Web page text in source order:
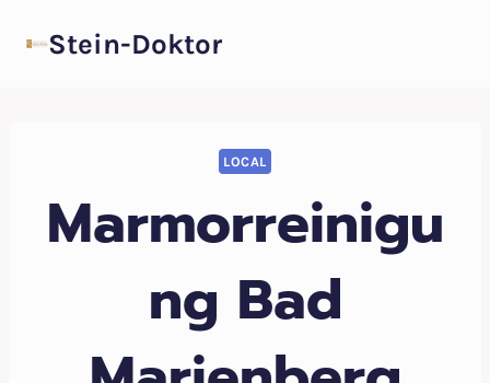
InhaltStein-Doktor
LOCAL
Marmorreinigu
ng Bad